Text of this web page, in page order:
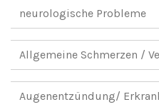
neurologische Probleme
Allgemeine Schmerzen /
Augenentzündung/